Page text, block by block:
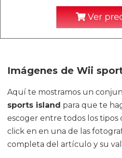
Ver
Imágenes de Wii
Aquí te mostramos un
sports island para que te
escoger entre todos los tipos
click en en una de las
completa del artículo y su